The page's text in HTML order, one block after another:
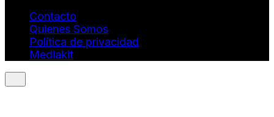
Contacto
Quienes Somos
Política de privacidad
Mediakit